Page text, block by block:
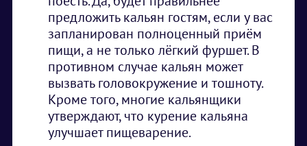
предложить кальян гостям, если у вас
запланирован полноценный приём
пищи, а не только лёгкий фуршет. В
противном случае кальян может
вызвать головокружение и тошноту.
Кроме того, многие кальянщики
утверждают, что курение кальяна
улучшает пищеварение.